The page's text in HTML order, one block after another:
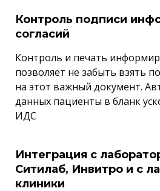
Контроль подписи
согласий
Контроль и печать
позволяет не забыть взять
на этот важный документ.
данных пациенты в бланк
ИДС
Интеграция с
Ситилаб, Инвитро и с
клиники